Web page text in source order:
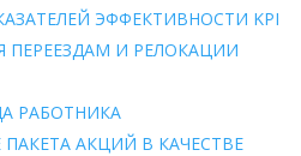
ЭФФЕКТИВНОСТИ KPI
И РЕЛОКАЦИИ
РАБОТНИКА
АКЦИЙ В КАЧЕСТВЕ